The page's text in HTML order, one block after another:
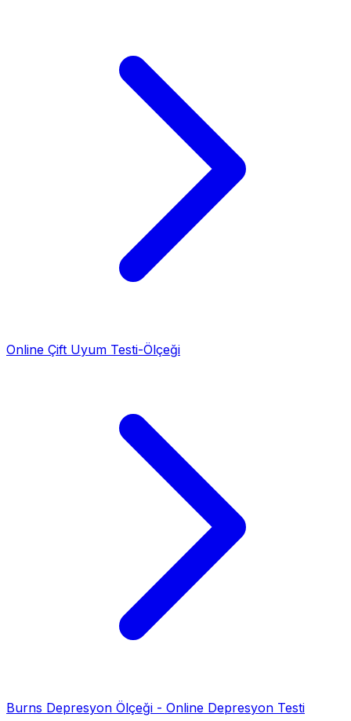
Online Çift Uyum Testi-Ölçeği
Burns Depresyon Ölçeği - Online Depresyon Testi